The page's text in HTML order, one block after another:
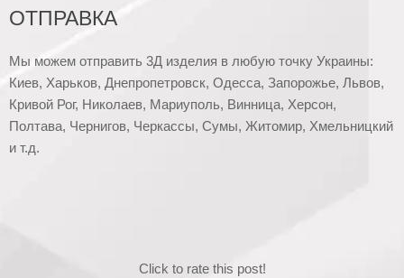
ОТПРАВКА
Мы можем отправить 3Д изделия в любую точку Украины:
Киев, Харьков, Днепропетровск, Одесса, Запорожье, Львов,
Кривой Рог, Николаев, Мариуполь, Винница, Херсон,
Полтава, Чернигов, Черкассы, Сумы, Житомир, Хмельницкий
и т.д.
Click to rate this post!